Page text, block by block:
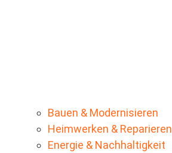
Bauen & Modernisieren
Heimwerken & Reparieren
Energie & Nachhaltigkeit